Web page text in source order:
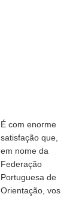
É com enorme
satisfação que,
em nome da
Federação
Portuguesa de
Orientação, vos